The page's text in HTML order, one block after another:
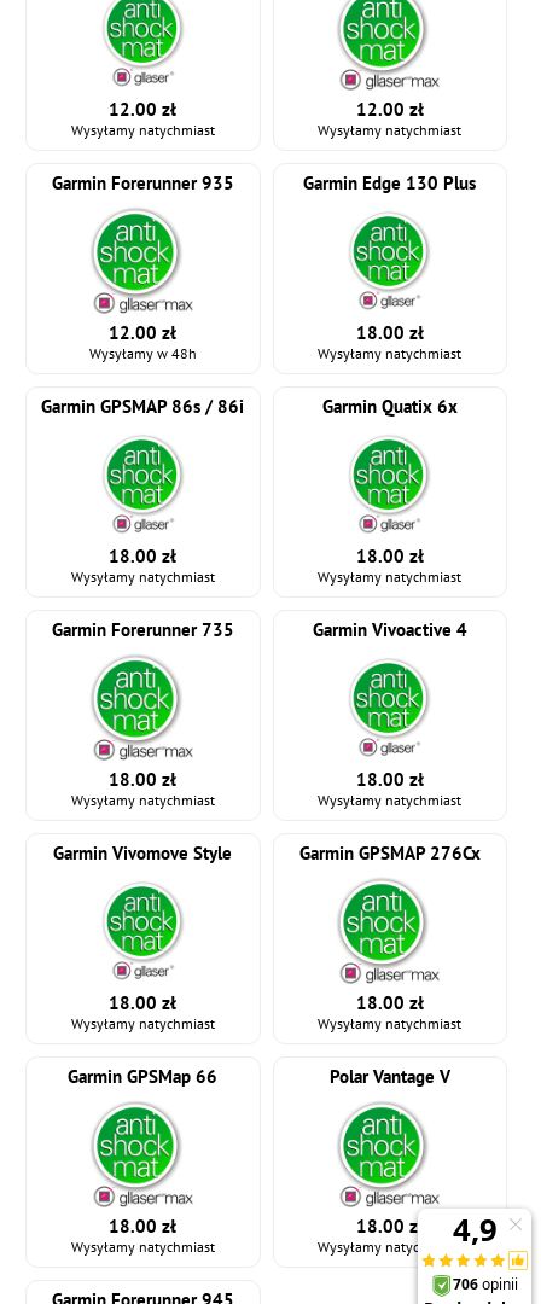
12.00 zł
Wysyłamy natychmiast
12.00 zł
Wysyłamy natychmiast
Garmin Forerunner 935
12.00 zł
Wysyłamy w 48h
Garmin Edge 130 Plus
18.00 zł
Wysyłamy natychmiast
Garmin GPSMAP 86s / 86i
18.00 zł
Wysyłamy natychmiast
Garmin Quatix 6x
18.00 zł
Wysyłamy natychmiast
Garmin Forerunner 735
18.00 zł
Wysyłamy natychmiast
Garmin Vivoactive 4
18.00 zł
Wysyłamy natychmiast
Garmin Vivomove Style
18.00 zł
Wysyłamy natychmiast
Garmin GPSMAP 276Cx
18.00 zł
Wysyłamy natychmiast
Garmin GPSMap 66
18.00 zł
Wysyłamy natychmiast
Polar Vantage V
18.00 zł
Wysyłamy natychmiast